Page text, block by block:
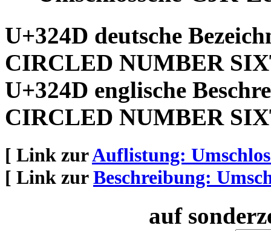
U+324D deutsche
CIRCLED NUMBER
U+324D englische
CIRCLED NUMBER
[ Link zurAuflistung:
[ Link zurBeschreibung:
auf